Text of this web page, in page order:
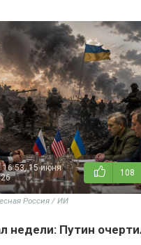
16:53, 15 июня
108
Россия / ИИ
недели: Путин